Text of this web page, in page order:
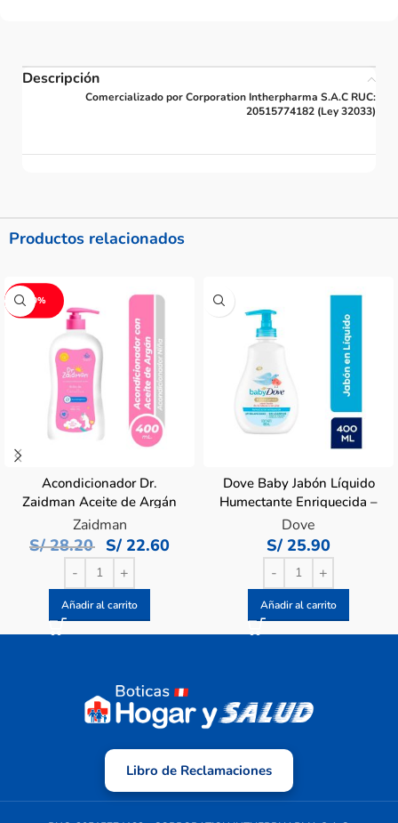
Descripción
Comercializado por Corporation Intherpharma S.A.C RUC:
20515774182 (Ley 32033)
Productos relacionados
-20%
Acondicionador Dr.
Zaidman Aceite de Argán
Brillo de Estrellas- Frasco
400 ML
Zaidman
S/28.20 S/ 22.60
Añadir al carrito
Dove Baby Jabón Líquido
Humectante Enriquecida –
Frasco 400 mL
Dove
S/ 25.90
Añadir al carrito
Libro de Reclamaciones